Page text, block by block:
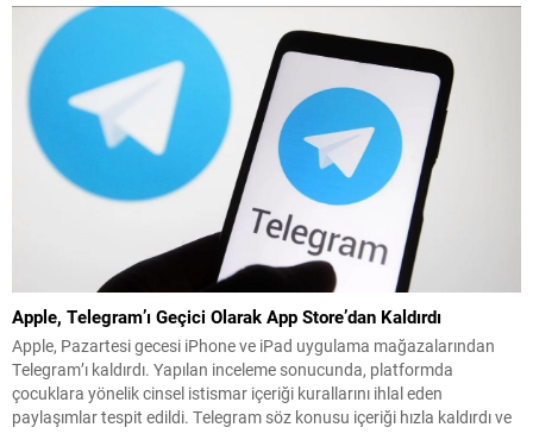
Apple, Telegram’ı Geçici Olarak App Store’dan Kaldırdı
Apple, Pazartesi gecesi iPhone ve iPad uygulama mağazalarından
Telegram’ı kaldırdı. Yapılan inceleme sonucunda, platformda
çocuklara yönelik cinsel istismar içeriği kurallarını ihlal eden
paylaşımlar tespit edildi. Telegram söz konusu içeriği hızla kaldırdı ve